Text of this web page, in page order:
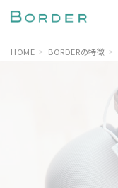
HOME BORDERの特徴